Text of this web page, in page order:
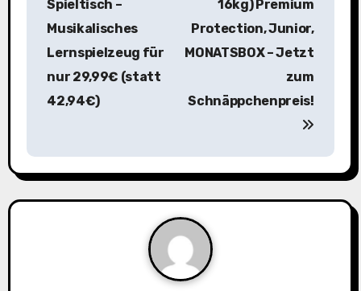
s
n
Spieltisch –
Musikalisches
Lernspielzeug für
nur 29,99€ (statt
42,94€)
16kg) Premium
Protection, Junior,
MONATSBOX – Jetzt
zum
Schnäppchenpreis!